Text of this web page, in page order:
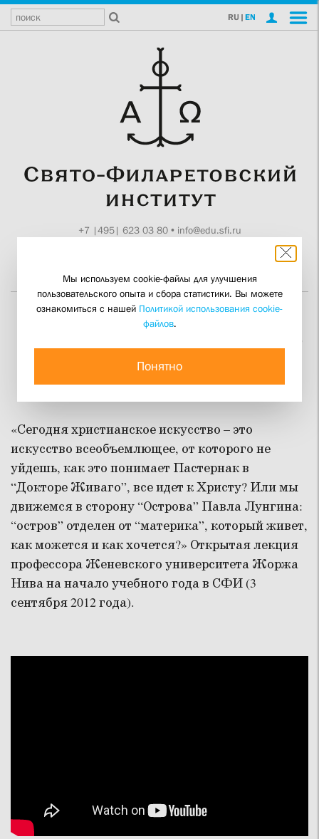
RU | EN
+7 |495| 623 03 80• info@edu.sfi.ru
Христианское искусство
«Сегодня христианское искусство – это
искусство всеобъемлющее, от которого не
уйдешь, как это понимает Пастернак в
“Докторе Живаго”, все идет к Христу? Или мы
движемся в сторону “Острова” Павла Лунгина:
“остров” отделен от “материка”, который живет,
как можется и как хочется?» Открытая лекция
профессора Женевского университета Жоржа
Нива на начало учебного года в СФИ (3
сентября 2012 года).
Мы используем cookie-файлы для улучшения
пользовательского опыта и сбора статистики. Вы можете
ознакомиться с нашей Политикой использования cookie-
файлов.
Понятно